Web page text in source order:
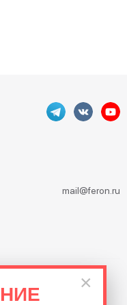
×
mail@feron.ru